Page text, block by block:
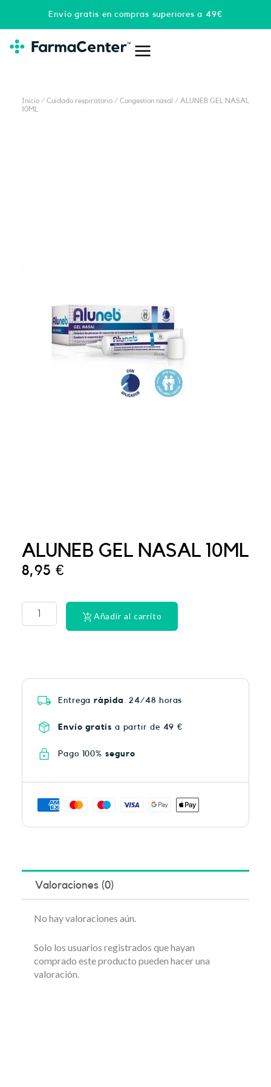
Envío gratis en compras superiores a 49€
Inicio / Cuidado respiratorio / Congestion nasal
/ ALUNEB GEL NASAL
10ML
ALUNEB GEL NASAL 10ML
8,95 €
ULTRA
HEAT
PLUS
Añadir al carrito
Entregarápida . 24/48 horas
Envío gratis a partir de 49 €
Pago 100% seguro
Valoraciones (0)
No hay valoraciones aún.
Solo los usuarios registrados que hayan
comprado este producto pueden hacer una
valoración.